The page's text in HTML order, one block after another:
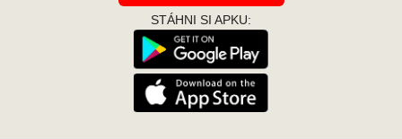
STÁHNI SI APKU: